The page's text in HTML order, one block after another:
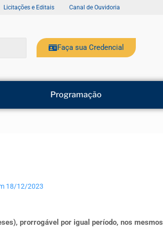
Licitações e Editais Canal de Ouvidoria
Faça sua Credencial
Programação
18/12/2023
prorrogável por igual período, nos